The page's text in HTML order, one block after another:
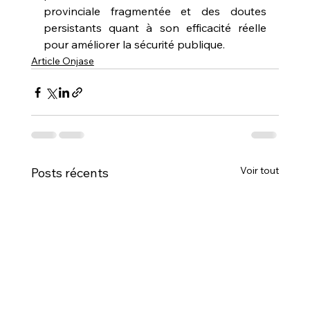
provinciale fragmentée et des doutes
persistants quant à son efficacité réelle
pour améliorer la sécurité publique.
Article Onjase
Posts récents Voir tout